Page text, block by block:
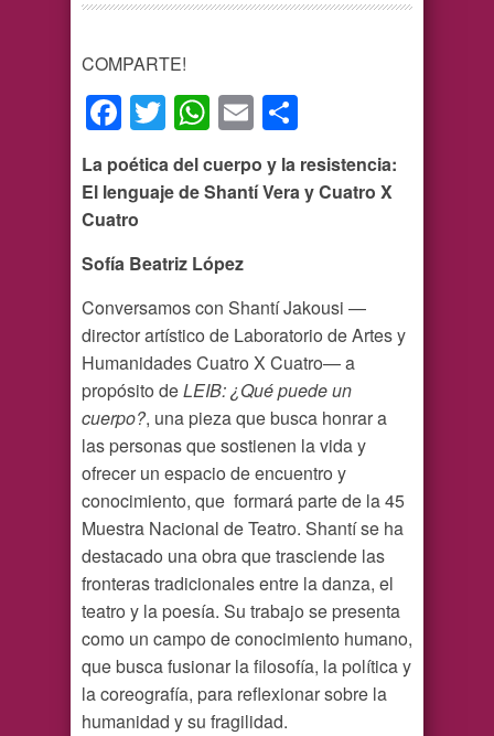
COMPARTE!
Facebook
TwitterWhatsApp
Email
La poética del cuerpo y la resistencia:
El lenguaje de Shantí Vera y Cuatro X
Cuatro
Sofía Beatriz López
Conversamos con Shantí Jakousi —
director artístico de Laboratorio de Artes y
Humanidades Cuatro X Cuatro— a
propósito deLEIB: ¿Qué puede un
cuerpo?, una pieza que busca honrar a
las personas que sostienen la vida y
ofrecer un espacio de encuentro y
conocimiento, que formará parte de la 45
Muestra Nacional de Teatro. Shantí se ha
destacado una obra que trasciende las
fronteras tradicionales entre la danza, el
teatro y la poesía. Su trabajo se presenta
como un campo de conocimiento humano,
que busca fusionar la filosofía, la política y
la coreografía, para reflexionar sobre la
humanidad y su fragilidad.